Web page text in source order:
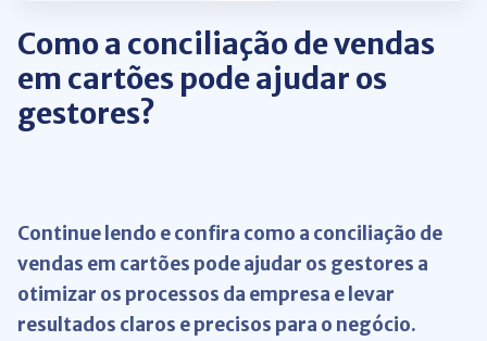
Como a conciliação de vendas
em cartões pode ajudar os
gestores?
Continue lendo e confira como a conciliação de
vendas em cartões pode ajudar os gestores a
otimizar os processos da empresa e levar
resultados claros e precisos para o negócio.